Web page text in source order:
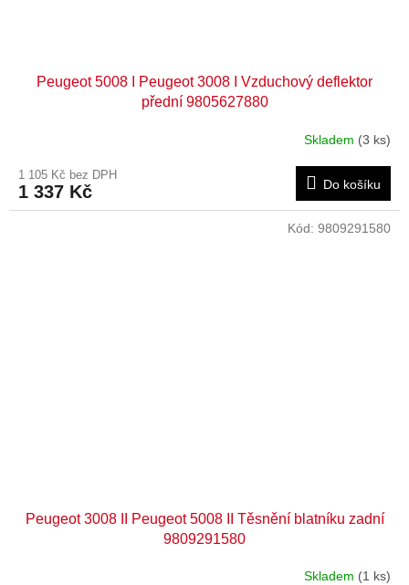
Peugeot 5008 I Peugeot 3008 I Vzduchový deflektor
přední 9805627880
Skladem (3 ks)
1 105 Kč bez DPH
1 337 Kč Do košíku
Peugeot 3008 II Peugeot 5008 II Těsnění blatníku zadní
9809291580
Skladem (1 ks)
Kód: 9809291580